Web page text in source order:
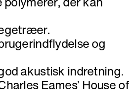
og
akustisk indretning.
Eames’ House of